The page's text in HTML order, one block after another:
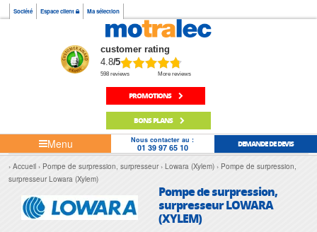
Société Espace client Ma sélection
customer rating
4.8/5
598 reviews More reviews
PROMOTIONS
BONS PLANS
Menu Nous contacter au :
01 39 97 65 10 DEMANDE DE DEVIS
Accueil Pompe de surpression, surpresseur Lowara (Xylem)
Pompe de surpression,
surpresseur Lowara (Xylem)
Pompe de surpression,
surpresseur LOWARA
(XYLEM)